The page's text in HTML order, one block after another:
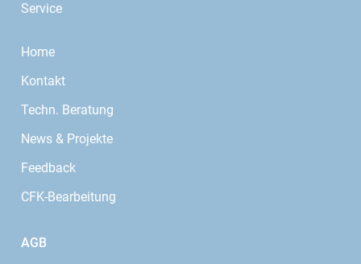
Service
Home
Kontakt
Techn. Beratung
News & Projekte
Feedback
CFK-Bearbeitung
AGB